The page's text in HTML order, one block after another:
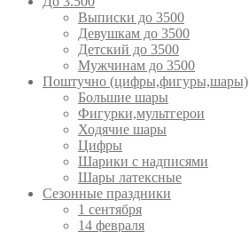
Выписки до 3500
Девушкам до 3500
Детский до 3500
Мужчинам до 3500
Поштучно (цифры,фигуры,шары)
Большие шары
Фигурки,мультгерои
Ходячие шары
Цифры
Шарики с надписями
Шары латексные
Сезонные праздники
1 сентября
14 февраля